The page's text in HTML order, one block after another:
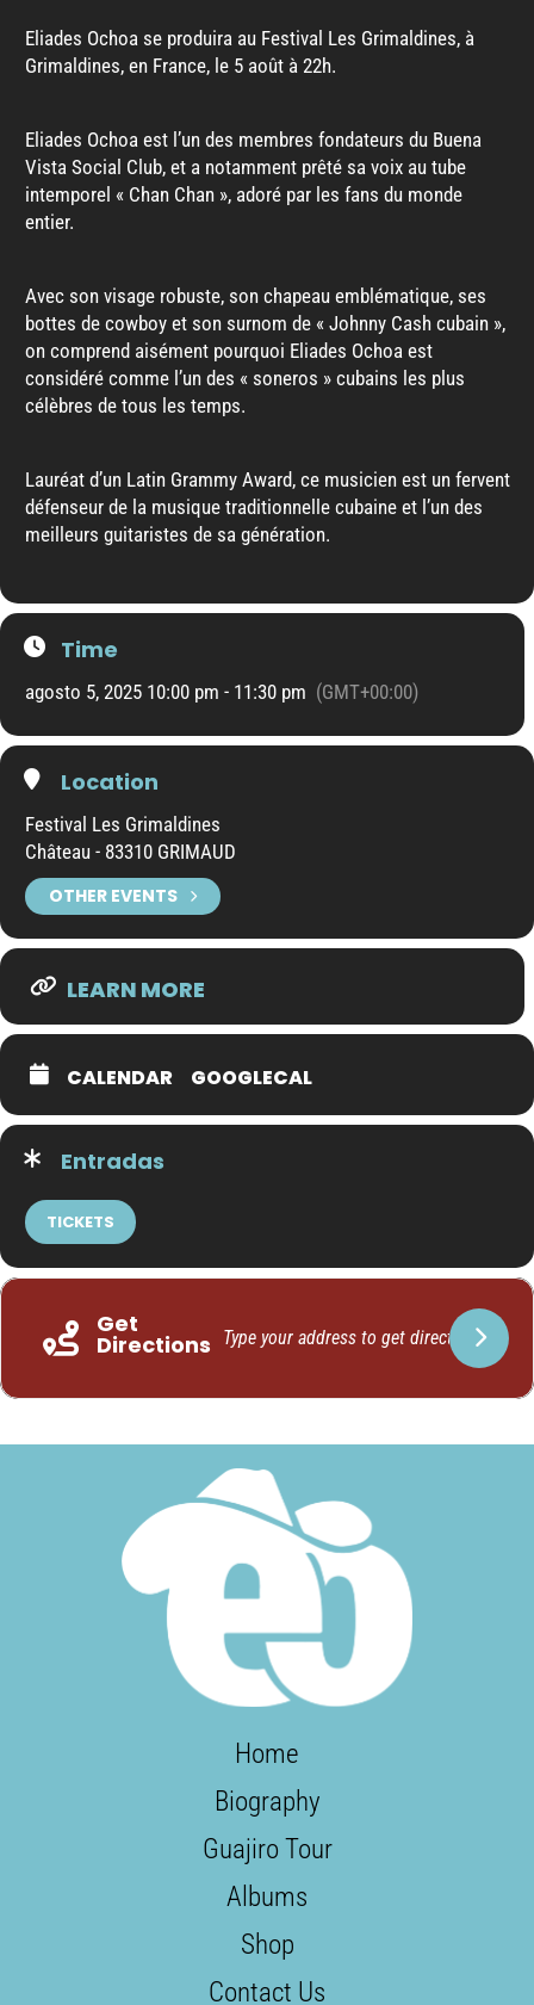
Eliades Ochoa se produira au Festival Les Grimaldines, à
Grimaldines, en France, le 5 août à 22h.
Eliades Ochoa est l’un des membres fondateurs du Buena
Vista Social Club, et a notamment prêté sa voix au tube
intemporel « Chan Chan », adoré par les fans du monde
entier.
Avec son visage robuste, son chapeau emblématique, ses
bottes de cowboy et son surnom de « Johnny Cash cubain »,
on comprend aisément pourquoi Eliades Ochoa est
considéré comme l’un des « soneros » cubains les plus
célèbres de tous les temps.
Lauréat d’un Latin Grammy Award, ce musicien est un fervent
défenseur de la musique traditionnelle cubaine et l’un des
meilleurs guitaristes de sa génération.
Time
agosto 5, 2025 10:00 pm - 11:30 pm (GMT+00:00)
Location
Festival Les Grimaldines
Château - 83310 GRIMAUD
OTHER EVENTS
LEARN MORE
CALENDAR GOOGLECAL
Entradas
TICKETS
Get
Directions
Home
Biography
Guajiro Tour
Albums
Shop
Contact Us